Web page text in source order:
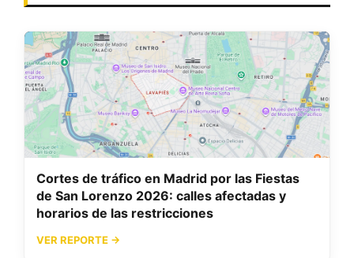
Cortes de tráfico en Madrid por las Fiestas
de San Lorenzo 2026: calles afectadas y
horarios de las restricciones
VER REPORTE →